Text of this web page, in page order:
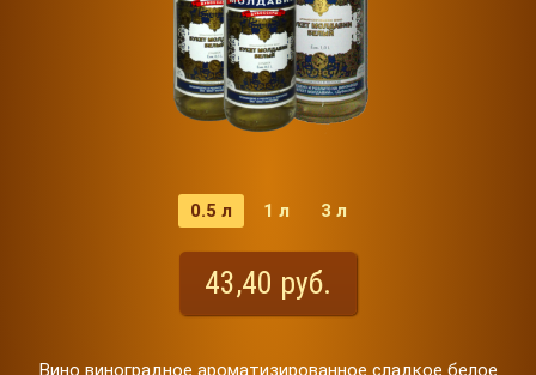
0.5 л 1 л 3 л
43,40 руб.
Вино виноградное ароматизированное сладкое белое